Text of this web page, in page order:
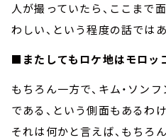
人が撮っていたら、ここまで
わしい、という程度の話では
■またしてもロケ地はモロッ
もちろん一方で、キム・ソン
である、という側面もあるわ
それは何かと言えば、もちろ